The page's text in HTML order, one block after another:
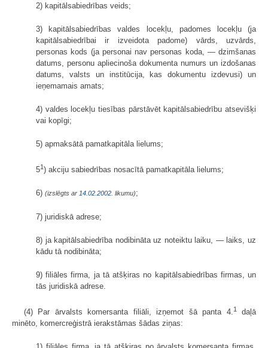
2) kapitālsabiedrības veids;
3) kapitālsabiedrības valdes locekļu, padomes locekļu (ja
kapitālsabiedrībai ir izveidota padome) vārds, uzvārds,
personas kods (ja personai nav personas koda, — dzimšanas
datums, personu apliecinoša dokumenta numurs un izdošanas
datums, valsts un institūcija, kas dokumentu izdevusi) un
ieņemamais amats;
4) valdes locekļu tiesības pārstāvēt kapitālsabiedrību atsevišķi
vai kopīgi;
5) apmaksātā pamatkapitāla lielums;
51) akciju sabiedrības nosacītā pamatkapitāla lielums;
6) (izslēgts ar 14.02.2002 . likumu);
7) juridiskā adrese;
8) ja kapitālsabiedrība nodibināta uz noteiktu laiku, — laiks, uz
kādu tā nodibināta;
9) filiāles firma, ja tā atšķiras no kapitālsabiedrības firmas, un
tās juridiskā adrese.
(4) Par ārvalsts komersanta filiāli, izņemot šā panta 4.1daļā
minēto, komercreģistrā ierakstāmas šādas ziņas: